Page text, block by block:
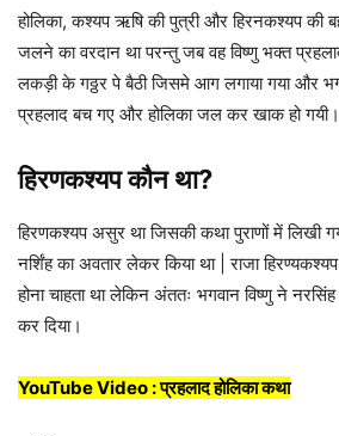
होलिका, कश्यप ऋषि की पुत्री और हिरनकश्यप की
जलने का वरदान था परन्तु जब वह विष्णु भक्त
लकड़ी के गठ्ठर पे बैठी जिसमे आग लगाया गया और
प्रहलाद बच गए और होलिका जल कर खाक हो गयी।
हिरणकश्यप कौन था?
हिरणकश्यप असुर था जिसकी कथा पुराणों में लिखी
नर्शिंह का अवतार लेकर किया था | राजा
होना चाहता था लेकिन अंततः भगवान विष्णु ने
कर दिया।
YouTube Video : प्रहलाद होलिका कथा